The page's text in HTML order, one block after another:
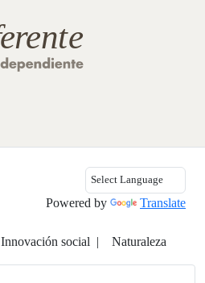
Powered by Translate
Innovación social | Naturaleza